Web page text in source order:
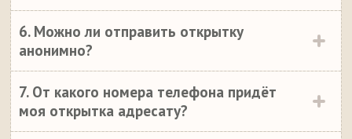
6. Можно ли отправить открытку
анонимно?
7. От какого номера телефона придёт
моя открытка адресату?